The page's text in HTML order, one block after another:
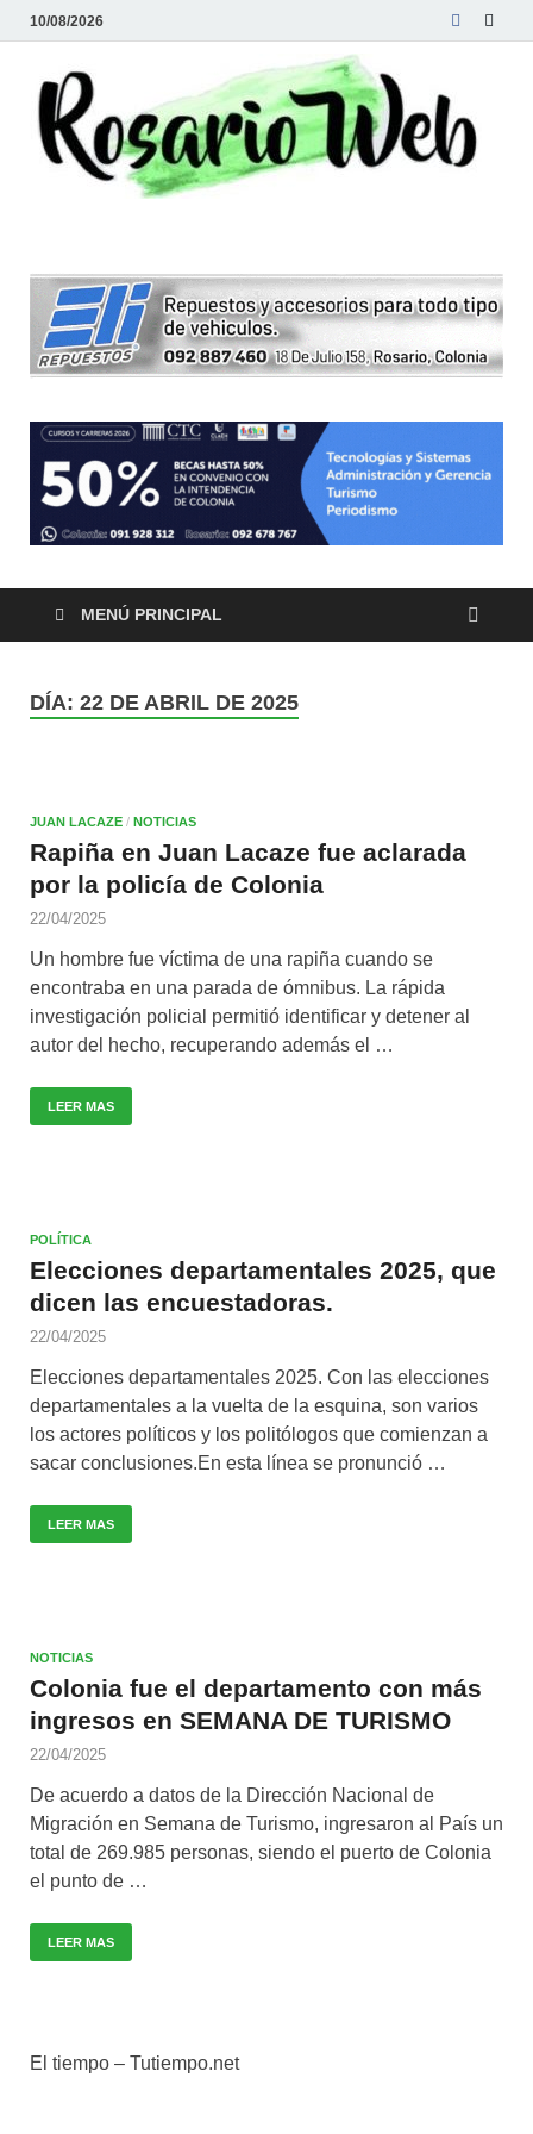
10/08/2026
MENÚ PRINCIPAL
DÍA: 22 DE ABRIL DE 2025
JUAN LACAZE / NOTICIAS
Rapiña en Juan Lacaze fue aclarada
por la policía de Colonia
22/04/2025
Un hombre fue víctima de una rapiña cuando se
encontraba en una parada de ómnibus. La rápida
investigación policial permitió identificar y detener al
autor del hecho, recuperando además el …
LEER MAS
POLÍTICA
Elecciones departamentales 2025, que
dicen las encuestadoras.
22/04/2025
Elecciones departamentales 2025. Con las elecciones
departamentales a la vuelta de la esquina, son varios
los actores políticos y los politólogos que comienzan a
sacar conclusiones.En esta línea se pronunció …
LEER MAS
NOTICIAS
Colonia fue el departamento con más
ingresos en SEMANA DE TURISMO
22/04/2025
De acuerdo a datos de la Dirección Nacional de
Migración en Semana de Turismo, ingresaron al País un
total de 269.985 personas, siendo el puerto de Colonia
el punto de …
LEER MAS
El tiempo – Tutiempo.net